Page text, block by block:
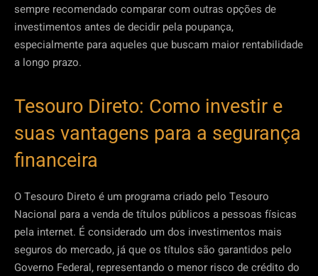
sempre recomendado comparar com outras opções de
investimentos antes de decidir pela poupança,
especialmente para aqueles que buscam maior rentabilidade
a longo prazo.
Tesouro Direto: Como investir e
suas vantagens para a segurança
financeira
O Tesouro Direto é um programa criado pelo Tesouro
Nacional para a venda de títulos públicos a pessoas físicas
pela internet. É considerado um dos investimentos mais
seguros do mercado, já que os títulos são garantidos pelo
Governo Federal, representando o menor risco de crédito do